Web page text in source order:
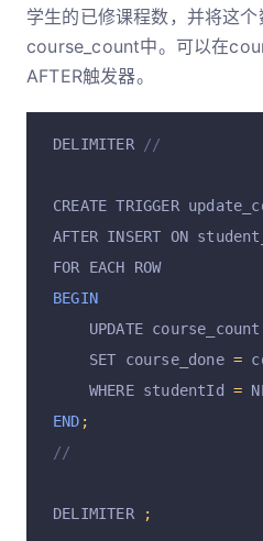
学生的已修课程数，并将这
course_count中。可以在
AFTER触发器。
DELIMITER //
CREATE TRIGGER
AFTER INSERT ON
FOR EACH ROW
BEGIN
    UPDATE course_count
    SET course_done
=
    WHERE studentId
=
END ;
//
DELIMITER ;